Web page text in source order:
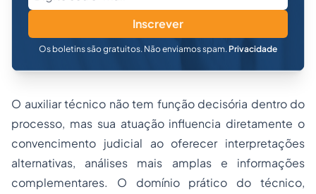
Inscrever
Os boletins são gratuitos. Não enviamos spam. Privacidade
O auxiliar técnico não tem função decisória dentro do
processo, mas sua atuação influencia diretamente o
convencimento judicial ao oferecer interpretações
alternativas, análises mais amplas e informações
complementares. O domínio prático do técnico,